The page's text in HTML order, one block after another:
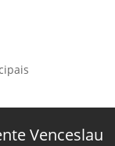
Venceslau